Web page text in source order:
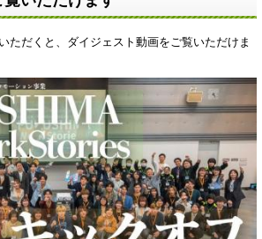
だくと、ダイジェスト動画をご覧いただけま